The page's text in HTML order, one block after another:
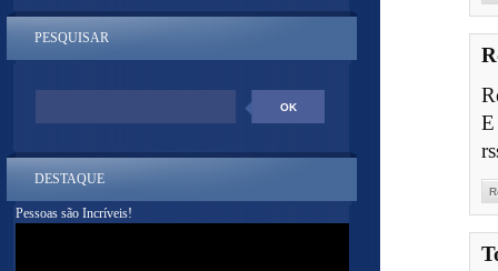
E
PESQUISAR
DESTAQUE
Pessoas são Incríveis!